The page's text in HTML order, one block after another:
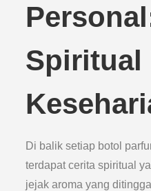
Spiritual
Di balik setiap botol
terdapat cerita spiritual
jejak aroma yang